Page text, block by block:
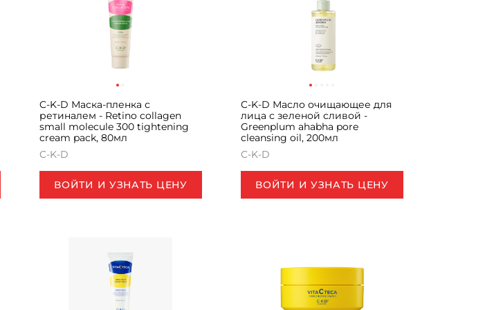
C-K-D Маска-пленка с
ретиналем - Retino collagen
small molecule 300 tightening
cream pack, 80мл
C-K-D
ВОЙТИ И УЗНАТЬ ЦЕНУ
C-K-D Масло очищающее для
лица с зеленой сливой -
Greenplum ahabha pore
cleansing oil, 200мл
C-K-D
ВОЙТИ И УЗНАТЬ ЦЕНУ